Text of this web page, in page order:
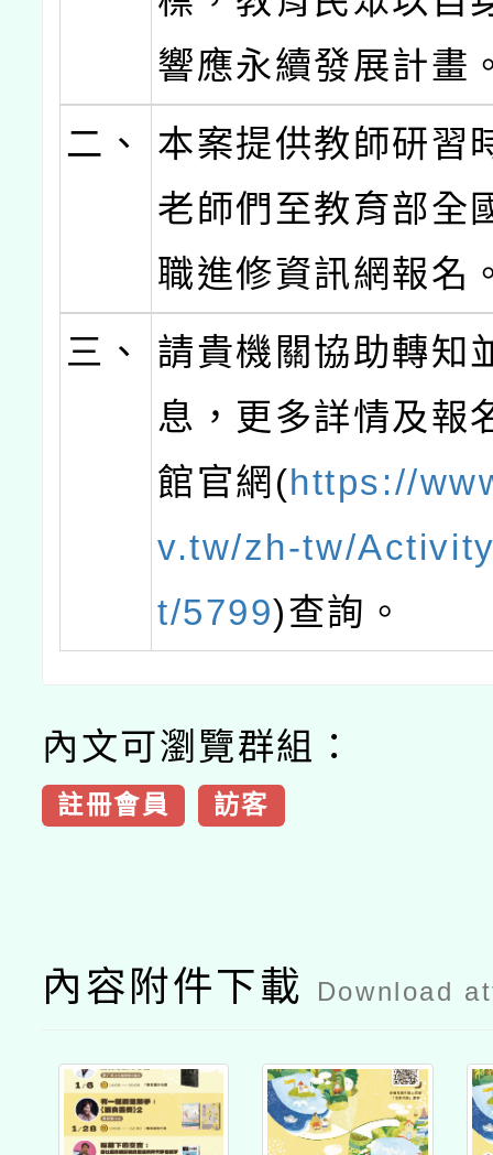
響應永續發展計畫
二、
本案提供教師研習
老師們至教育部全
職進修資訊網報名
三、
請貴機關協助轉知
息，更多詳情及報
館官網(https://
v.tw/zh-tw/
t/5799)查詢。
內文可瀏覽群組：
註冊會員 訪客
內容附件下載 Download